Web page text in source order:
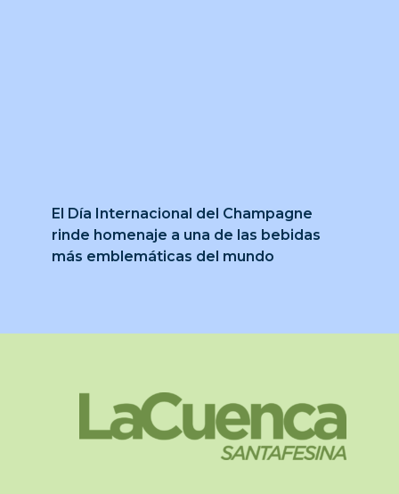
El Día Internacional del Champagne
rinde homenaje a una de las bebidas
más emblemáticas del mundo